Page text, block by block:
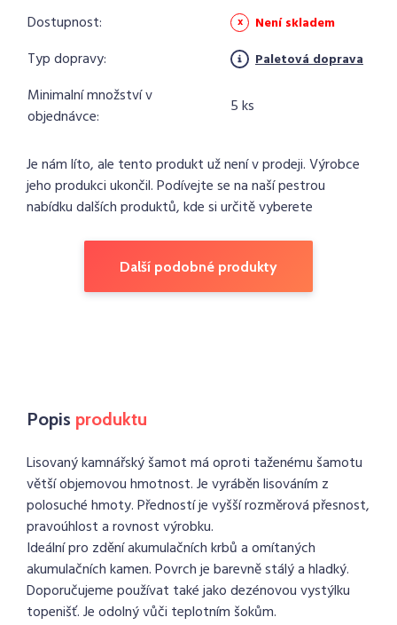
Dostupnost:
Není skladem
Typ dopravy: Paletová doprava
Minimalní množství v
objednávce:
5 ks
Je nám líto, ale tento produkt už není v prodeji. Výrobce
jeho produkci ukončil. Podívejte se na naší pestrou
nabídku dalších produktů, kde si určitě vyberete
Další podobné produkty
Popis produktu
Lisovaný kamnářský šamot má oproti taženému šamotu
větší objemovou hmotnost. Je vyráběn lisováním z
polosuché hmoty. Předností je vyšší rozměrová přesnost,
pravoúhlost a rovnost výrobku.
Ideální pro zdění akumulačních krbů a omítaných
akumulačních kamen. Povrch je barevně stálý a hladký.
Doporučujeme používat také jako dezénovou vystýlku
topenišť. Je odolný vůči teplotním šokům.